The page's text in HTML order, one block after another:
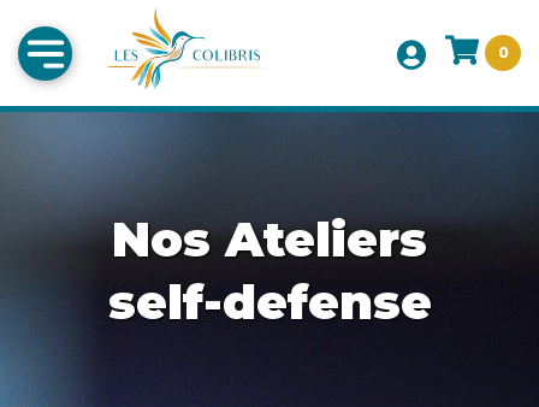
0
Nos Ateliers
self-defense